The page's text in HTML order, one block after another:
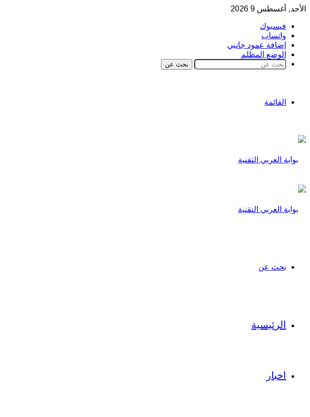
الأحد, أغسطس 9 2026
فيسبوك
واتساب
إضافة عمود جانبي
الوضع المظلم
بحث عن
القائمة
بحث عن
الرئيسية
اخبار